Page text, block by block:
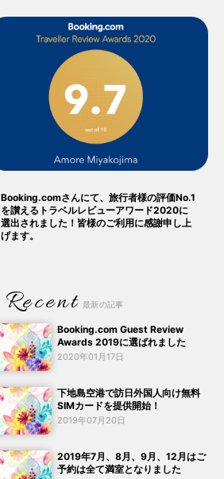
Booking.comさんにて、旅行者様の評価No.1
を讃えるトラベルレビューアワード2020に
選出されました！皆様のご利用に感謝申し上
げます。
Recent 最新の記事
Booking.com Guest Review
Awards 2019に選ばれました
2020年01月17日
下地島空港で訪日外国人向け無料
SIMカードを提供開始！
2019年07月20日
2019年7月、8月、9月、12月はご
予約は全て満室となりました